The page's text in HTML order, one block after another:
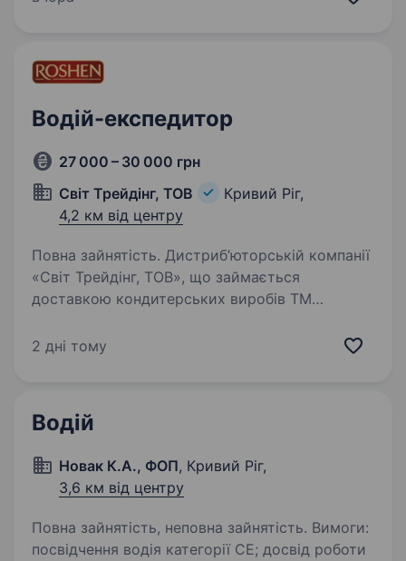
Водій-експедитор
27 000 – 30 000 грн
Світ Трейдінг, ТОВ
Кривий Ріг,
4,2 км від центру
Повна зайнятість. Дистриб’юторській компанії
«Світ Трейдінг, ТОВ», що займається
доставкою кондитерських виробів ТМ
на автомобіль CITROEN JUMPER для доставки
2 дні тому
Водій
Новак К.А., ФОП, Кривий Ріг,
3,6 км від центру
Повна зайнятість, неповна зайнятість. Вимоги:
посвідчення водія категорії СЕ; досвід роботи